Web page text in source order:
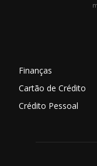
Finanças
Cartão de Crédito
Crédito Pessoal